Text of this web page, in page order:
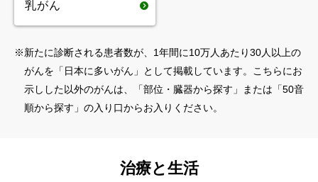
乳がん
※新たに診断される患者数が、1年間に10万人あたり30人以上の
がんを「日本に多いがん」として掲載しています。こちらにお
示しした以外のがんは、「部位・臓器から探す」または「50音
順から探す」の入り口からお入りください。
治療と生活